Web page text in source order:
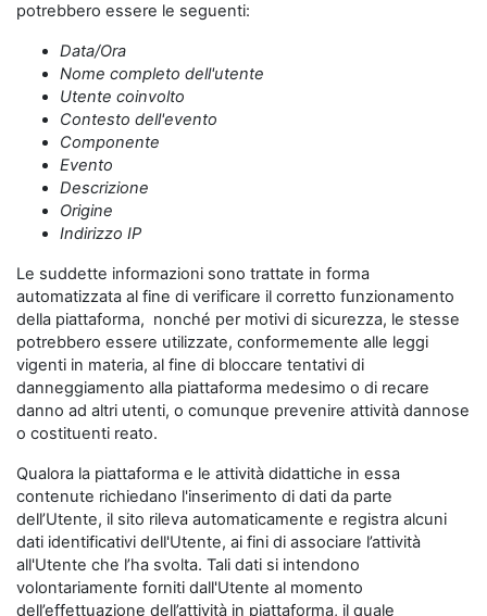
potrebbero essere le seguenti:
Data/Ora
Nome completo dell'utente
Utente coinvolto
Contesto dell'evento
Componente
Evento
Descrizione
Origine
Indirizzo IP
Le suddette informazioni sono trattate in forma
automatizzata al fine di verificare il corretto funzionamento
della piattaforma, nonché per motivi di sicurezza, le stesse
potrebbero essere utilizzate, conformemente alle leggi
vigenti in materia, al fine di bloccare tentativi di
danneggiamento alla piattaforma medesimo o di recare
danno ad altri utenti, o comunque prevenire attività dannose
o costituenti reato.
Qualora la piattaforma e le attività didattiche in essa
contenute richiedano l'inserimento di dati da parte
dell’Utente, il sito rileva automaticamente e registra alcuni
dati identificativi dell'Utente, ai fini di associare l’attività
all'Utente che l’ha svolta. Tali dati si intendono
volontariamente forniti dall'Utente al momento
dell’effettuazione dell’attività in piattaforma, il quale